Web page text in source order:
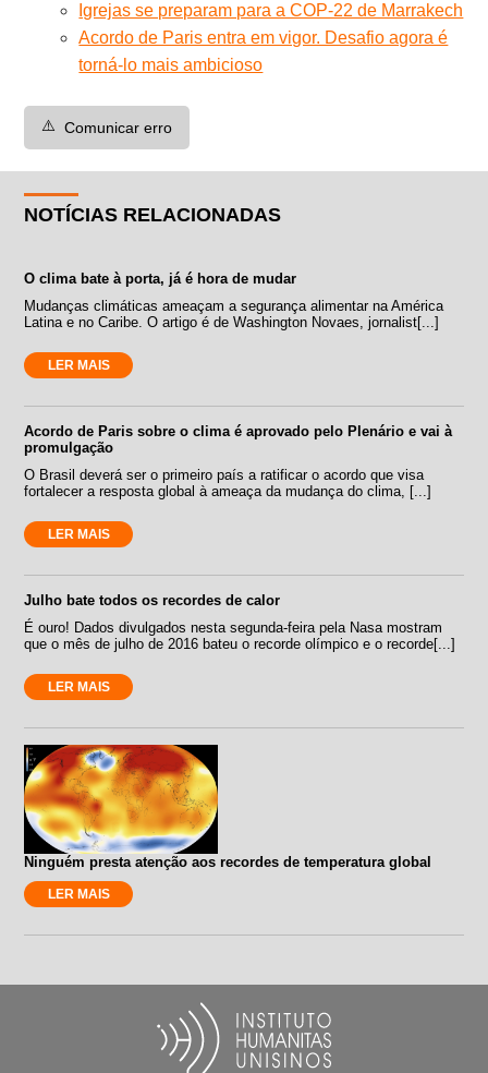
Igrejas se preparam para a COP-22 de Marrakech
Acordo de Paris entra em vigor. Desafio agora é
torná-lo mais ambicioso
⚠️ Comunicar erro
NOTÍCIAS RELACIONADAS
O clima bate à porta, já é hora de mudar
Mudanças climáticas ameaçam a segurança alimentar na América
Latina e no Caribe. O artigo é de Washington Novaes, jornalist[...]
LER MAIS
Acordo de Paris sobre o clima é aprovado pelo Plenário e vai à
promulgação
O Brasil deverá ser o primeiro país a ratificar o acordo que visa
fortalecer a resposta global à ameaça da mudança do clima, [...]
LER MAIS
Julho bate todos os recordes de calor
É ouro! Dados divulgados nesta segunda-feira pela Nasa mostram
que o mês de julho de 2016 bateu o recorde olímpico e o recorde[...]
LER MAIS
Ninguém presta atenção aos recordes de temperatura global
LER MAIS